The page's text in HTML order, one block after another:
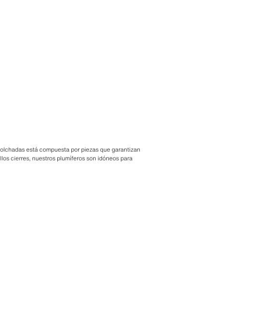
está compuesta por piezas que garantizan
cierres, nuestros plumíferos son idóneos para